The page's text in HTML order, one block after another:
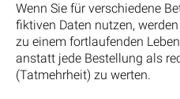
Wenn Sie für verschiedene
fiktiven Daten nutzen,
zu einem fortlaufenden
anstatt jede Bestellung als
(Tatmehrheit) zu werten.